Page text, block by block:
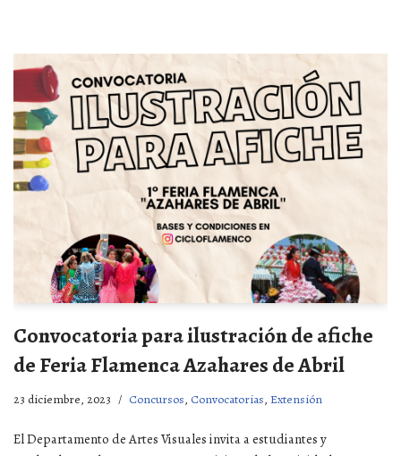
Convocatoria para ilustración de afiche
de Feria Flamenca Azahares de Abril
23 diciembre, 2023 Concursos, Convocatorias, Extensión
El Departamento de Artes Visuales invita a estudiantes y